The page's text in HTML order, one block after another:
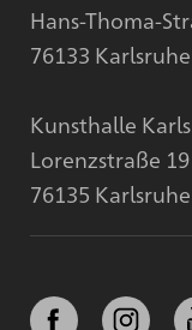
Hans-Thoma-
76133 Karlsruhe
Kunsthalle
Lorenzstraße 19
76135 Karlsruhe